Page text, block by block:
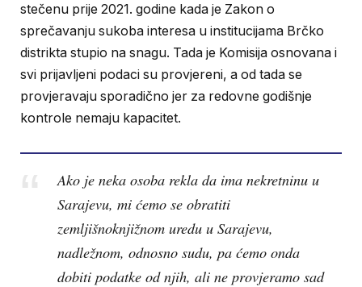
stečenu prije 2021. godine kada je Zakon o
sprečavanju sukoba interesa u institucijama Brčko
distrikta stupio na snagu. Tada je Komisija osnovana i
svi prijavljeni podaci su provjereni, a od tada se
provjeravaju sporadično jer za redovne godišnje
kontrole nemaju kapacitet.
Ako je neka osoba rekla da ima nekretninu u
Sarajevu, mi ćemo se obratiti
zemljišnoknjižnom uredu u Sarajevu,
nadležnom, odnosno sudu, pa ćemo onda
dobiti podatke od njih, ali ne provjeramo sad